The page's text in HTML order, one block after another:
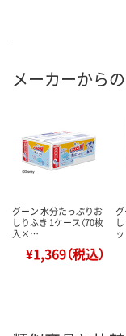
メーカーから
グーン 水分たっぷりお
しりふき 1ケース（70枚
入×…
¥1,369（税込）